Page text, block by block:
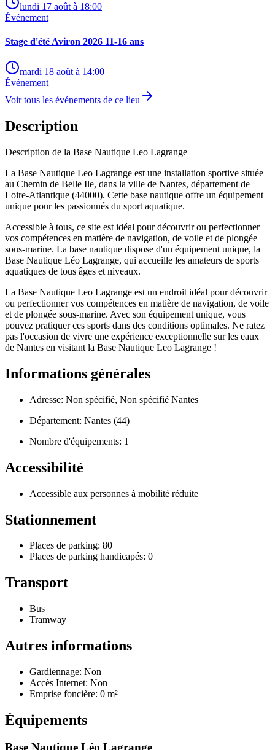
lundi 17 août à 18:00
Événement
Stage d'été Aviron 2026 11-16 ans
mardi 18 août à 14:00
Événement
Voir tous les événements de ce lieu
Description
Description de la Base Nautique Leo Lagrange
La Base Nautique Leo Lagrange est une installation sportive située
au Chemin de Belle Ile, dans la ville de Nantes, département de
Loire-Atlantique (44000). Cette base nautique offre un équipement
unique pour les passionnés du sport aquatique.
Accessible à tous, ce site est idéal pour découvrir ou perfectionner
vos compétences en matière de navigation, de voile et de plongée
sous-marine. La base nautique dispose d'un équipement unique, la
Base Nautique Léo Lagrange, qui accueille les amateurs de sports
aquatiques de tous âges et niveaux.
La Base Nautique Leo Lagrange est un endroit idéal pour découvrir
ou perfectionner vos compétences en matière de navigation, de voile
et de plongée sous-marine. Avec son équipement unique, vous
pouvez pratiquer ces sports dans des conditions optimales. Ne ratez
pas l'occasion de vivre une expérience exceptionnelle sur les eaux
de Nantes en visitant la Base Nautique Leo Lagrange !
Informations générales
Adresse: Non spécifié, Non spécifié Nantes
Département: Nantes (44)
Nombre d'équipements: 1
Accessibilité
Accessible aux personnes à mobilité réduite
Stationnement
Places de parking: 80
Places de parking handicapés: 0
Transport
Bus
Tramway
Autres informations
Gardiennage: Non
Accès Internet: Non
Emprise foncière: 0 m²
Équipements
Base Nautique Léo Lagrange